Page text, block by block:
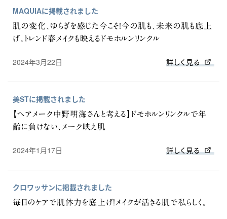
MAQUIAに掲載されました
肌の変化、ゆらぎを感じた今こそ！今の肌も、未来の肌も底上
げ。トレンド春メイクも映えるドモホルンリンクル
2024年3月22日 詳しく見る
美STに掲載されました
【ヘアメーク中野明海さんと考える】ドモホルンリンクルで年
齢に負けない、メーク映え肌
2024年1月17日 詳しく見る
クロワッサンに掲載されました
毎日のケアで肌体力を底上げ！メイクが活きる肌で私らしく。